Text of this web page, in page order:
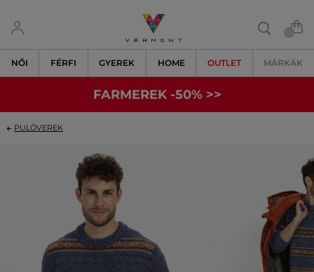
NŐI FÉRFI GYEREK HOME OUTLET MÁRKÁK
FARMEREK -50% >>
PULÓVEREK